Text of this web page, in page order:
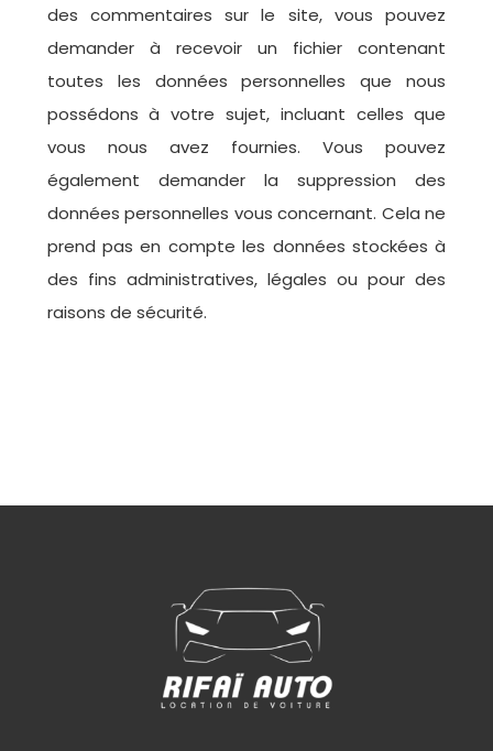
des commentaires sur le site, vous pouvez
demander à recevoir un fichier contenant
toutes les données personnelles que nous
possédons à votre sujet, incluant celles que
vous nous avez fournies. Vous pouvez
également demander la suppression des
données personnelles vous concernant. Cela ne
prend pas en compte les données stockées à
des fins administratives, légales ou pour des
raisons de sécurité.